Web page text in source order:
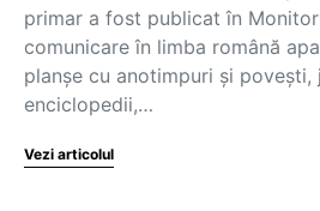
primar a fost publicat în
comunicare în limba română
planșe cu anotimpuri și povești,
enciclopedii,…
Vezi articolul